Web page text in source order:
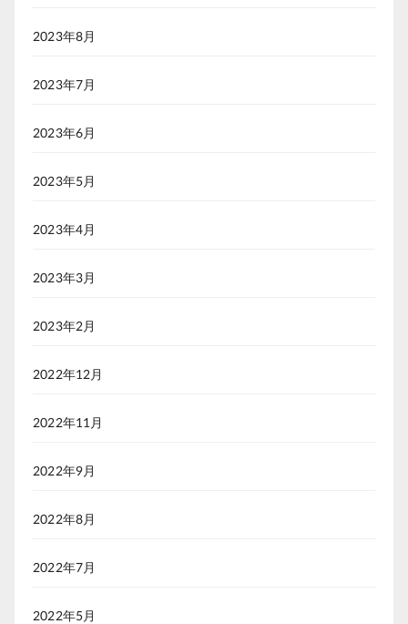
2023年8月
2023年7月
2023年6月
2023年5月
2023年4月
2023年3月
2023年2月
2022年12月
2022年11月
2022年9月
2022年8月
2022年7月
2022年5月